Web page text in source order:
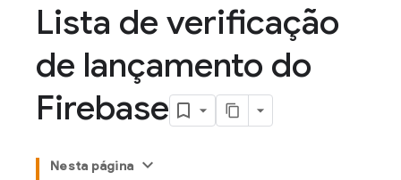
Lista de verificação
de lançamento do
Firebase
Nesta página